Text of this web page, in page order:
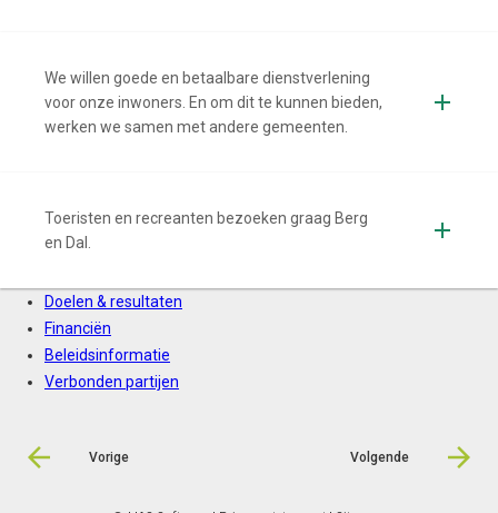
We willen goede en betaalbare dienstverlening
voor onze inwoners. En om dit te kunnen bieden,
werken we samen met andere gemeenten.
Toeristen en recreanten bezoeken graag Berg
en Dal.
Doelen & resultaten
Financiën
Beleidsinformatie
Verbonden partijen
Vorige Volgende